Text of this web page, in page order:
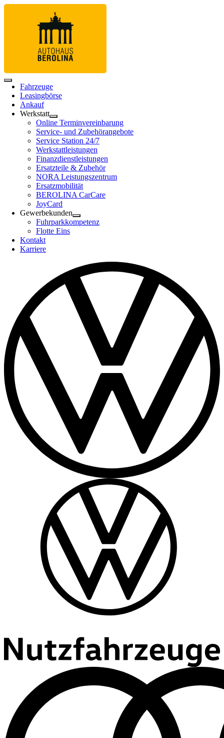
Fahrzeuge
Leasingbörse
Ankauf
Werkstatt
Online Terminvereinbarung
Service- und Zubehörangebote
Service Station 24/7
Werkstattleistungen
Finanzdienstleistungen
Ersatzteile & Zubehör
NORA Leistungszentrum
Ersatzmobilität
BEROLINA CarCare
JoyCard
Gewerbekunden
Fuhrparkkompetenz
Flotte Eins
Kontakt
Karriere